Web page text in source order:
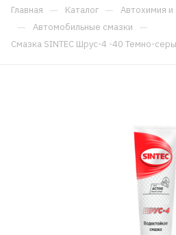
Главная — Каталог — Автохимия
— Автомобильные смазки —
Смазка SINTEC Шрус-4 -40 Темно-